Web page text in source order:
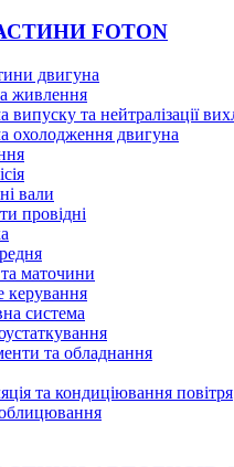
FOTON
двигуна
живлення
випуску та нейтралізації
охолодження двигуна
вали
провідні
маточини
керування
система
та обладнання
та кондиціювання повітря